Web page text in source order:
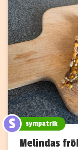
S sympatrik
Melindas